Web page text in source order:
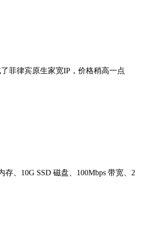
菲律宾原生家宽IP，价格稍高一点
、10G SSD 磁盘、100Mbps 带宽、2